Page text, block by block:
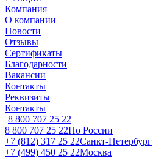
Компания
О компании
Новости
Отзывы
Сертификаты
Благодарности
Вакансии
Контакты
Реквизиты
Контакты
8 800 707 25 22
8 800 707 25 22По России
+7 (812) 317 25 22Санкт-Петербург
+7 (499) 450 25 22Москва